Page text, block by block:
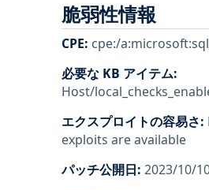
脆弱性情報
CPE: cpe:/
必要な KB アイテム:
Host/
エクスプロイトの容易さ:
exploits are available
パッチ公開日: 2023/10/